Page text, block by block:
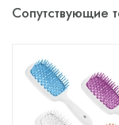
Сопутствующие